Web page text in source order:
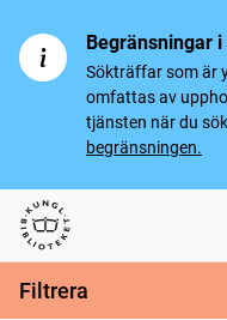
Begränsningar
Sökträffar som är
omfattas av
tjänsten när du
begränsningen.
Svenska tidningar
Filtrera